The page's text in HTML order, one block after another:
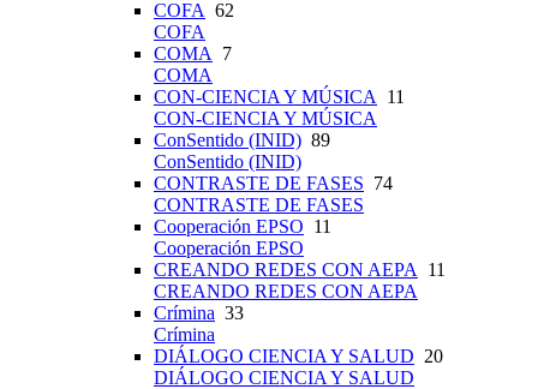
COFA 62
COFA
COMA
7
COMA
CON-CIENCIA Y MÚSICA
11
CON-CIENCIA Y MÚSICA
ConSentido (INID) 89
ConSentido (INID)
CONTRASTE DE FASES 74
CONTRASTE DE FASES
Cooperación EPSO 11
Cooperación EPSO
CREANDO REDES CON AEPA
11
CREANDO REDES CON AEPA
Crímina 33
Crímina
DIÁLOGO CIENCIA Y SALUD 20
DIÁLOGO CIENCIA Y SALUD